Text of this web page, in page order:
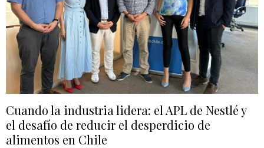
Cuando la industria lidera: el APL de Nestlé y
el desafío de reducir el desperdicio de
alimentos en Chile